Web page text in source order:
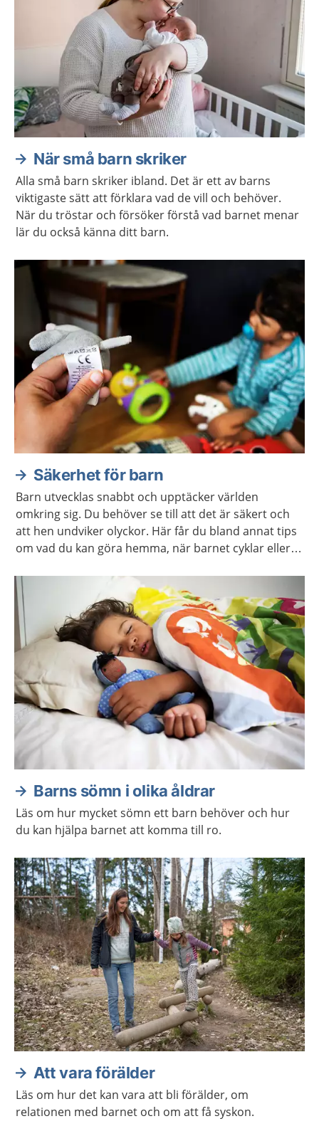
När små barn skriker
Alla små barn skriker ibland. Det är ett av barns
viktigaste sätt att förklara vad de vill och behöver.
När du tröstar och försöker förstå vad barnet menar
lär du också känna ditt barn.
Säkerhet för barn
Barn utvecklas snabbt och upptäcker världen
omkring sig. Du behöver se till att det är säkert och
att hen undviker olyckor. Här får du bland annat tips
om vad du kan göra hemma, när barnet cyklar eller
Barns sömn i olika åldrar
Läs om hur mycket sömn ett barn behöver och hur
du kan hjälpa barnet att komma till ro.
Att vara förälder
Läs om hur det kan vara att bli förälder, om
relationen med barnet och om att få syskon.